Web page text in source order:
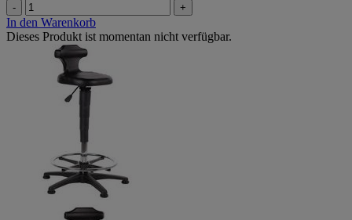
- +
In den Warenkorb
Dieses Produkt ist momentan nicht verfügbar.